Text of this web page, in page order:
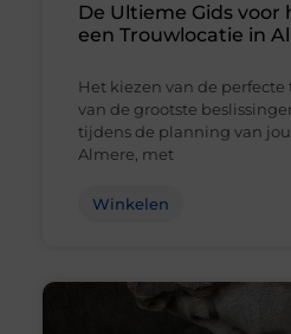
De Ultieme Gids voor
een Trouwlocatie in
Het kiezen van de
van de grootste
tijdens de planning van
Almere, met
Winkelen